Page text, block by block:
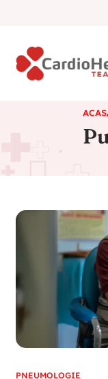
PNEUMOLOGIE